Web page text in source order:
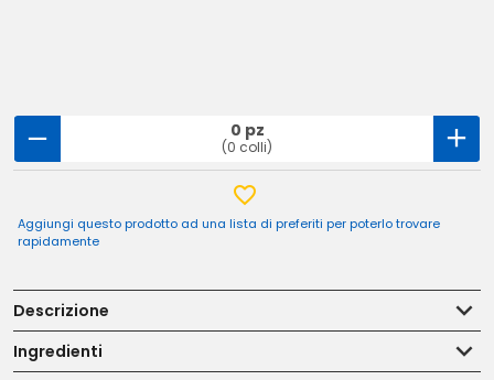
0 pz
(0 colli)
Aggiungi questo prodotto ad una lista di preferiti per poterlo trovare
rapidamente
Descrizione
Ingredienti